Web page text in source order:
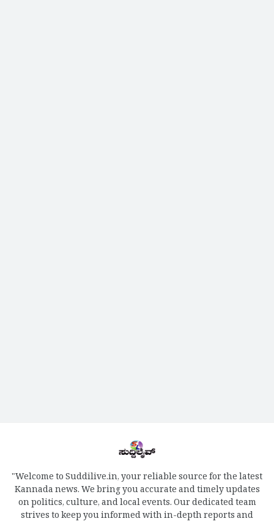
"Welcome to Suddilive.in, your reliable source for the latest
Kannada news. We bring you accurate and timely updates
on politics, culture, and local events. Our dedicated team
strives to keep you informed with in-depth reports and